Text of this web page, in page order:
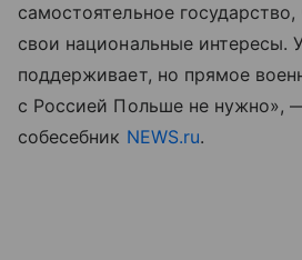
самостоятельное
свои национальные интересы.
поддерживает, но прямое
с Россией Польше не нужно»,
собесебник NEWS.ru.